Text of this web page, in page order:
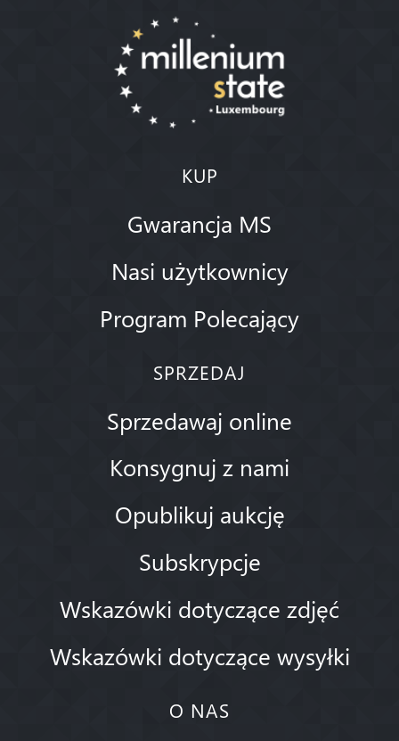
KUP
Gwarancja MS
Nasi użytkownicy
Program Polecający
SPRZEDAJ
Sprzedawaj online
Konsygnuj z nami
Opublikuj aukcję
Subskrypcje
Wskazówki dotyczące zdjęć
Wskazówki dotyczące wysyłki
O NAS